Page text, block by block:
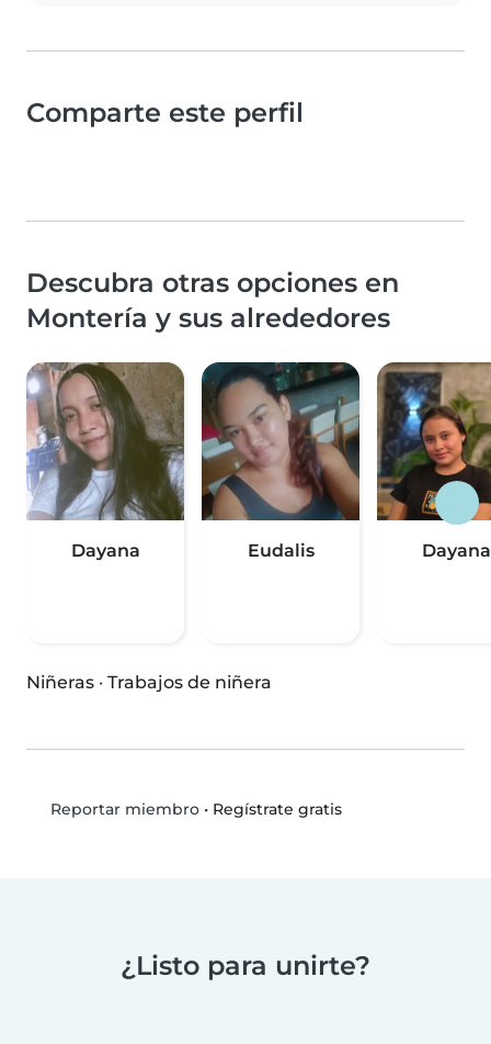
Comparte este perfil
Descubra otras opciones en
Montería y sus alrededores
Dayana Eudalis Dayana
Niñeras · Trabajos de niñera
Reportar miembro• Regístrate gratis
¿Listo para unirte?